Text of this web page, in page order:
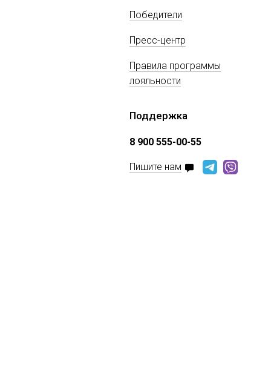
Победители
Пресс-центр
Правила программы
лояльности
Поддержка
8 900 555-00-55
Пишите нам